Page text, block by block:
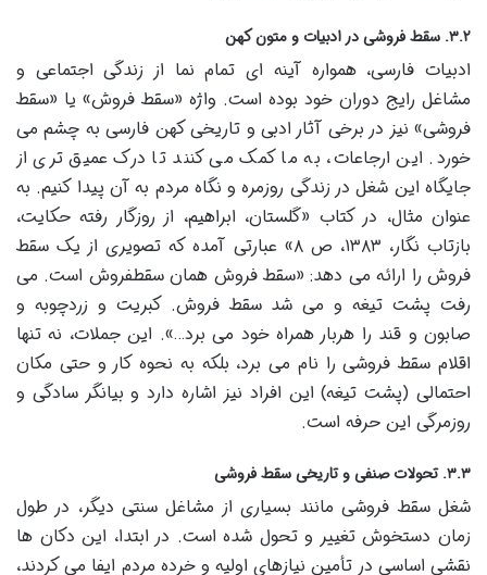
۳.۲. سقط فروشی در ادبیات و متون کهن
ادبیات فارسی، همواره آینه ای تمام نما از زندگی اجتماعی و
مشاغل رایج دوران خود بوده است. واژه «سقط فروش» یا «سقط
فروشی» نیز در برخی آثار ادبی و تاریخی کهن فارسی به چشم می
خورد. این ارجاعات، به ما کمک می کنند تا درک عمیق تری از
جایگاه این شغل در زندگی روزمره و نگاه مردم به آن پیدا کنیم. به
عنوان مثال، در کتاب «گلستان، ابراهیم، از روزگار رفته حکایت،
بازتاب نگار، ۱۳۸۳، ص ۸» عبارتی آمده که تصویری از یک سقط
فروش را ارائه می دهد: «سقط فروش همان سقطفروش است. می
رفت پشت تیغه و می شد سقط فروش. کبریت و زردچوبه و
صابون و قند را هربار همراه خود می برد…». این جملات، نه تنها
اقلام سقط فروشی را نام می برد، بلکه به نحوه کار و حتی مکان
احتمالی (پشت تیغه) این افراد نیز اشاره دارد و بیانگر سادگی و
روزمرگی این حرفه است.
۳.۳. تحولات صنفی و تاریخی سقط فروشی
شغل سقط فروشی مانند بسیاری از مشاغل سنتی دیگر، در طول
زمان دستخوش تغییر و تحول شده است. در ابتدا، این دکان ها
نقشی اساسی در تأمین نیازهای اولیه و خرده مردم ایفا می کردند،